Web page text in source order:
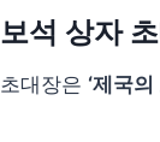
보석 상자
초대장은 ‘제국